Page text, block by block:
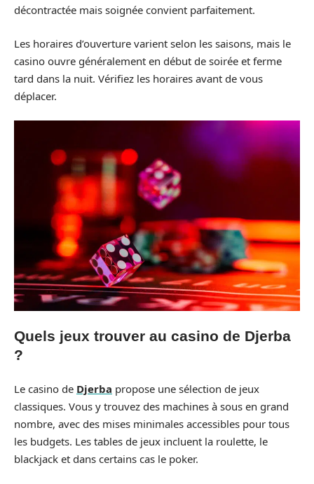
décontractée mais soignée convient parfaitement.
Les horaires d’ouverture varient selon les saisons, mais le
casino ouvre généralement en début de soirée et ferme
tard dans la nuit. Vérifiez les horaires avant de vous
déplacer.
Quels jeux trouver au casino de Djerba
?
Le casino de Djerba propose une sélection de jeux
classiques. Vous y trouvez des machines à sous en grand
nombre, avec des mises minimales accessibles pour tous
les budgets. Les tables de jeux incluent la roulette, le
blackjack et dans certains cas le poker.